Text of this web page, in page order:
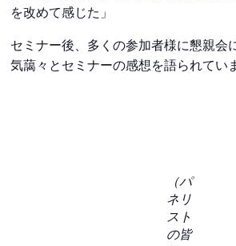
を改めて感じた」
セミナー後、多くの参加者様に懇親会
気藹々とセミナーの感想を語られてい
（パ
ネリ
スト
の皆